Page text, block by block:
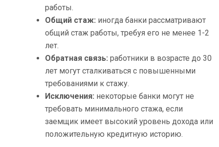
работы.
Общий стаж: иногда банки рассматривают
общий стаж работы, требуя его не менее 1-2
лет.
Обратная связь: работники в возрасте до 30
лет могут сталкиваться с повышенными
требованиями к стажу.
Исключения: некоторые банки могут не
требовать минимального стажа, если
заемщик имеет высокий уровень дохода или
положительную кредитную историю.